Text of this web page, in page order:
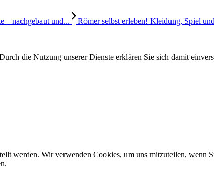
– nachgebaut und... Römer selbst erleben! Kleidung, Spiel
die Nutzung unserer Dienste erklären Sie sich damit
werden. Wir verwenden Cookies, um uns mitzuteilen, wenn